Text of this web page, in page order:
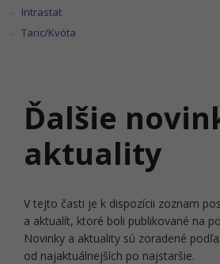
Intrastat
Taric/Kvóta
Ďalšie
aktuality
V tejto časti je k dispozícii zoznam
a aktualít, ktoré boli publikované na
Novinky a aktuality sú zoradené
od najaktuálnejších po najstaršie.